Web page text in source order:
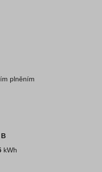
plněním
kWh